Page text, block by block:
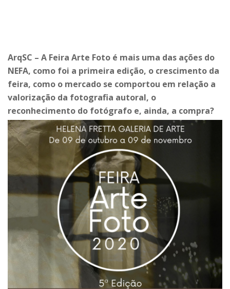
ArqSC – A Feira Arte Foto é mais uma das ações do
NEFA, como foi a primeira edição, o crescimento da
feira, como o mercado se comportou em relação a
valorização da fotografia autoral, o
reconhecimento do fotógrafo e, ainda, a compra?